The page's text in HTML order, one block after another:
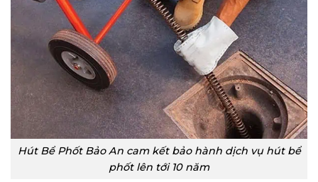
Hút Bể Phốt Bảo An cam kết bảo hành dịch vụ hút bể
phốt lên tới 10 năm